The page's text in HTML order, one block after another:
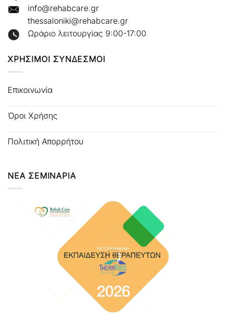
info@rehabcare.gr
thessaloniki@rehabcare.gr
Ωράριο λειτουργίας 9:00-17:00
ΧΡΗΣΙΜΟΙ ΣΥΝΔΕΣΜΟΙ
Επικοινωνία
Όροι Χρήσης
Πολιτική Απορρήτου
ΝΕΑ ΣΕΜΙΝΑΡΙΑ